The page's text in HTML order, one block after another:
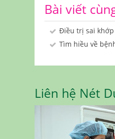
Bài viết
Điều trị sai
Tìm hiều về
Liên hệ Nét